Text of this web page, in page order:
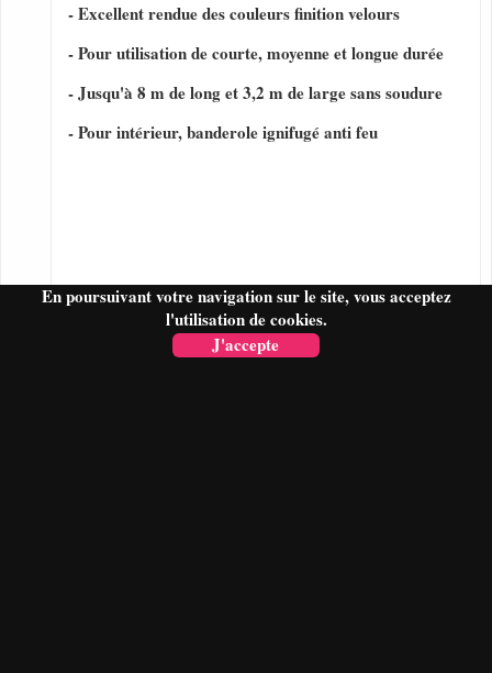
En poursuivant votre navigation sur le site, vous acceptez
l'utilisation de cookies.
J'accepte
- Excellent rendue des couleurs finition velours
- Pour utilisation de courte, moyenne et longue durée
- Jusqu'à 8 m de long et 3,2 m de large sans soudure
- Pour intérieur, banderole ignifugé anti feu